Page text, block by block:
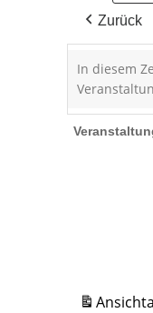
Zurück
In diesem
Ansicht